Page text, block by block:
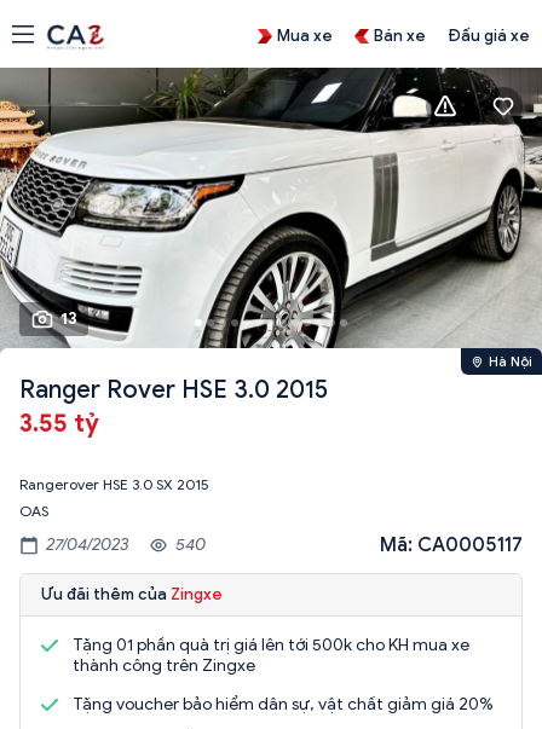
Mua xe Bán xe Đấu giá xe
13
Hà Nội
Ranger Rover HSE 3.0 2015
3.55 tỷ
Rangerover HSE 3.0 SX 2015
OAS
27/04/2023 540 Mã: CA0005117
Ưu đãi thêm của Zingxe
Tặng 01 phần quà trị giá lên tới 500k cho KH mua xe
thành công trên Zingxe
Tặng voucher bảo hiểm dân sự, vật chất giảm giá 20%